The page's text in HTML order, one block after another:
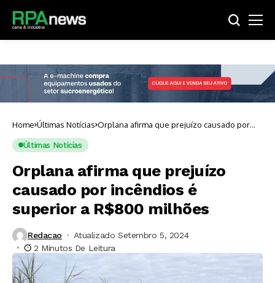
Home Últimas Notícias Orplana afirma que prejuízo causado por
incêndios é superior a R$800 milhões
Últimas Notícias
Orplana afirma que prejuízo
causado por incêndios é
superior a R$800 milhões
Redacao
Atualizado Setembro 5, 2024
2 Minutos De Leitura